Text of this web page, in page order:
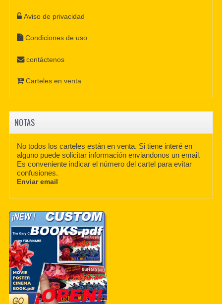
Aviso de privacidad
Condiciones de uso
contáctenos
Carteles en venta
NOTAS
No todos los carteles están en venta. Si tiene interé en
alguno puede solicitar información enviandonos un email.
Es conveniente indicar el número del cartel para evitar
confusiones.
Enviar email